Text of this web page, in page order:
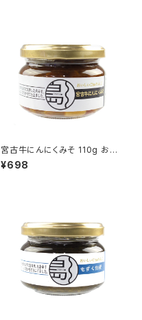
宮古牛にんにくみそ 110g おい
しいChaれんじ
¥698